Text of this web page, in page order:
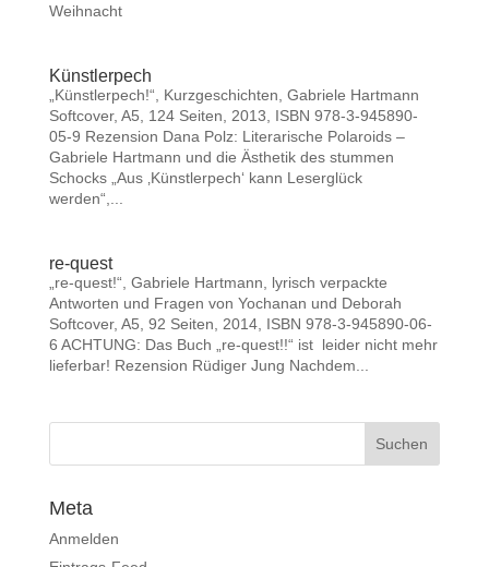
Weihnacht
Künstlerpech
„Künstlerpech!“, Kurzgeschichten, Gabriele Hartmann
Softcover, A5, 124 Seiten, 2013, ISBN 978-3-945890-
05-9 Rezension Dana Polz: Literarische Polaroids –
Gabriele Hartmann und die Ästhetik des stummen
Schocks „Aus ‚Künstlerpech‘ kann Leserglück
werden“,...
re-quest
„re-quest!“, Gabriele Hartmann, lyrisch verpackte
Antworten und Fragen von Yochanan und Deborah
Softcover, A5, 92 Seiten, 2014, ISBN 978-3-945890-06-
6 ACHTUNG: Das Buch „re-quest!!“ ist leider nicht mehr
lieferbar! Rezension Rüdiger Jung Nachdem...
Meta
Anmelden